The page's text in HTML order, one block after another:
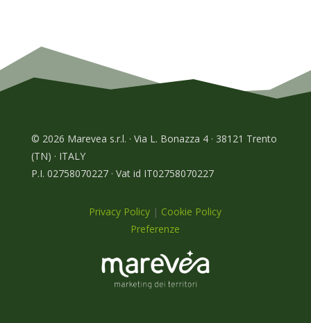
© 2026 Marevea s.r.l. · Via L. Bonazza 4 · 38121 Trento
(TN) · ITALY
P.I. 02758070227 · Vat id IT02758070227
Privacy Policy | Cookie Policy
Preferenze